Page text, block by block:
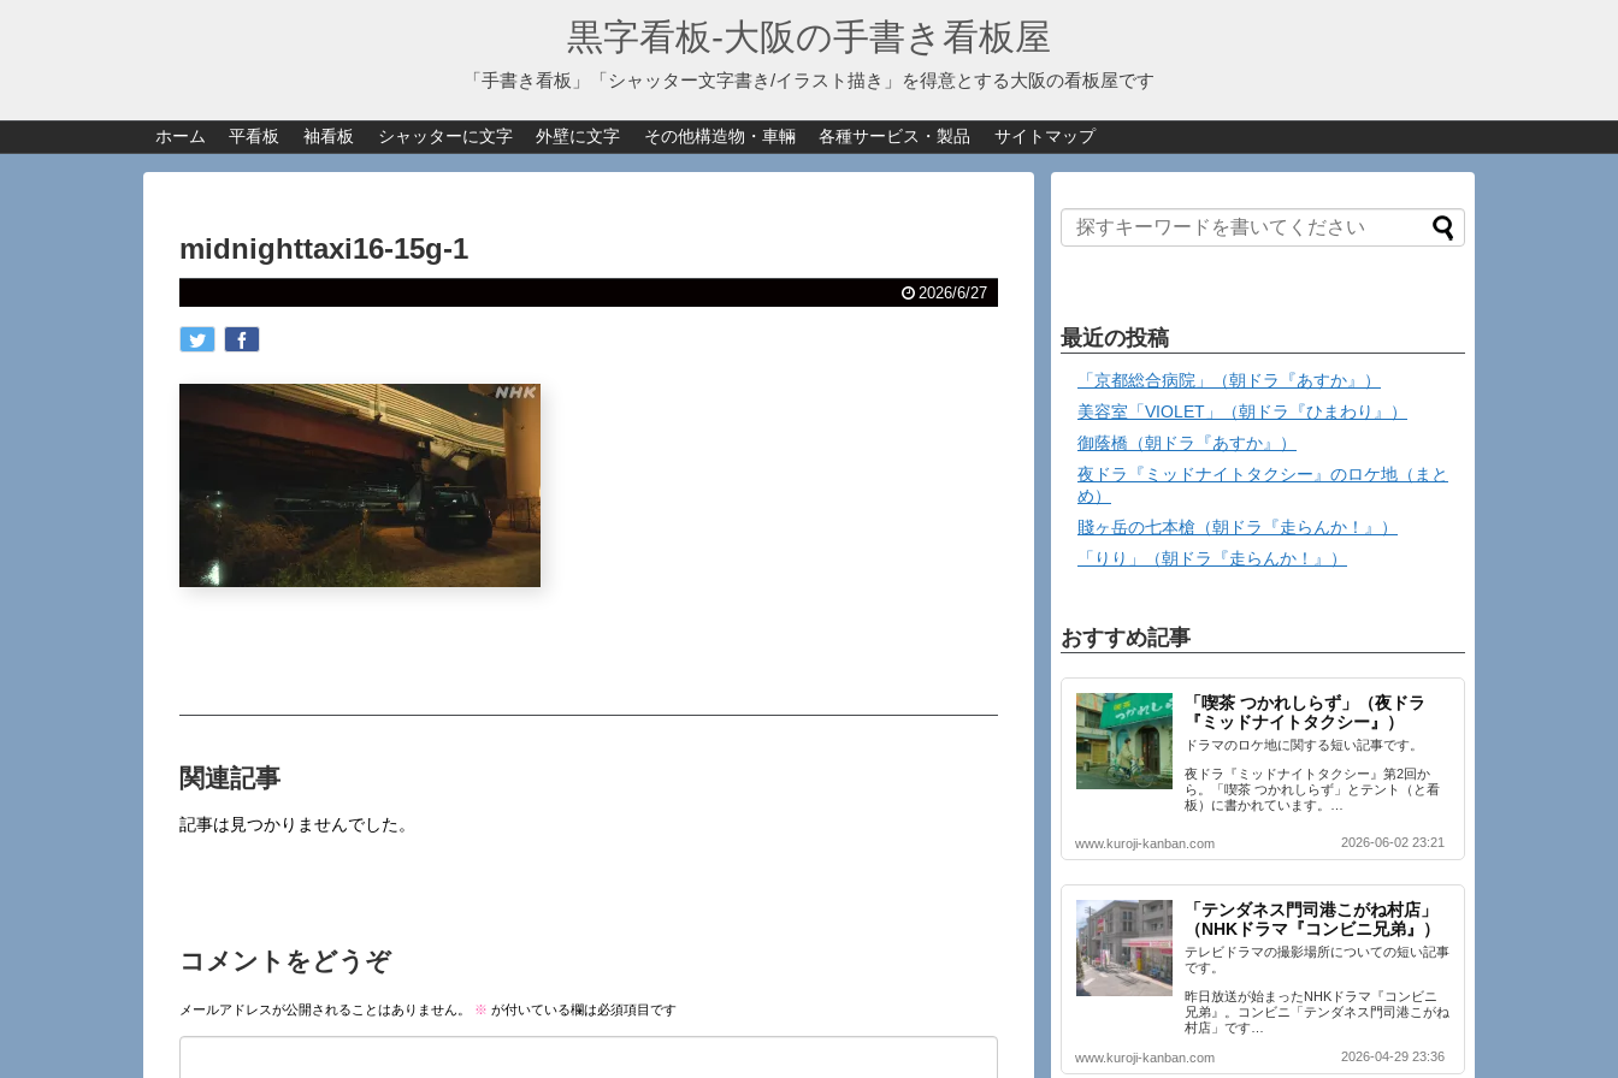
黒字看板‐大阪の手書き看板屋
「手書き看板」「シャッター文字書き/イラスト描き」を得意とする大阪の看板屋です
ホーム 平看板 袖看板 シャッターに文字 外壁に文字 その他構造物・車輛 各種サービス・製品 サイトマップ
midnighttaxi16-15g-1
2026/6/27
関連記事
記事は見つかりませんでした。
コメントをどうぞ
メールアドレスが公開されることはありません。 ※ が付いている欄は必須項目です
最近の投稿
「京都総合病院」（朝ドラ『あすか』）
美容室「VIOLET」（朝ドラ『ひまわり』）
御蔭橋（朝ドラ『あすか』）
夜ドラ『ミッドナイトタクシー』のロケ地（まと
め）
賤ヶ岳の七本槍（朝ドラ『走らんか！』）
「りり」（朝ドラ『走らんか！』）
おすすめ記事
「喫茶 つかれしらず」（夜ドラ
『ミッドナイトタクシー』）
ドラマのロケ地に関する短い記事です。
夜ドラ『ミッドナイトタクシー』第2回か
ら。「喫茶 つかれしらず」とテント（と看
板）に書かれています。…
www.kuroji-kanban.com 2026-06-02 23:21
「テンダネス門司港こがね村店」
（NHKドラマ『コンビニ兄弟』）
テレビドラマの撮影場所についての短い記事
です。
昨日放送が始まったNHKドラマ『コンビニ
兄弟』。コンビニ「テンダネス門司港こがね
村店」です…
www.kuroji-kanban.com 2026-04-29 23:36